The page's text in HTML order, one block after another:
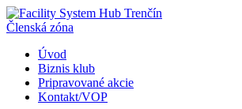
Členská zóna
Úvod
Biznis klub
Pripravované akcie
Kontakt/VOP